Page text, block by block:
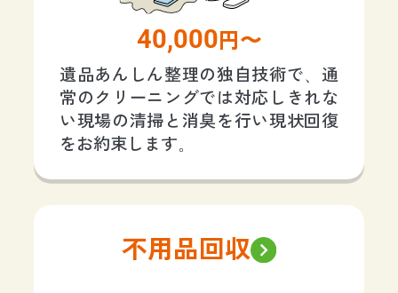
40,000 円〜
遺品あんしん整理の独自技術で、通
常のクリーニングでは対応しきれな
い現場の清掃と消臭を行い現状回復
をお約束します。
不用品回収